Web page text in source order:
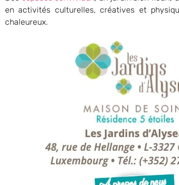
en activités culturelles, créatives et
chaleureux.